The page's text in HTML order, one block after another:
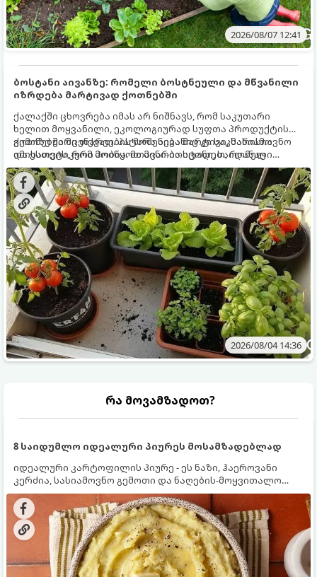
2026/08/07 12:41
ბოსტანი აივანზე: რომელი ბოსტნეული და მწვანილი
იზრდება მარტივად ქოთნებში
ქალაქში ცხოვრება იმას არ ნიშნავს, რომ საკუთარი
ხელით მოყვანილი, ეკოლოგიურად სუფთა პროდუქტის
გემოზე უარი თქვათ. პატარა აივანიც კი საკმარისია
იმისათვის, რომ მოიწყოთ მინი-ბოსტანი, საიდანაც
ყოველდღიურად ახალ, არომატულ მწვანილსა და
ბოსტნეულს მოკრეფთ.
ქოთნებში მცენარეების მოშენება მარტივი, სასიამოვნო
და ესთეტიკური ჰობია. მთავარია იცოდეთ, რომელი
კულტურები ეგუებიან ქოთნის პირობებს ყველაზე კარგად
და როგორ მოუაროთ მათ სწორად.
2026/08/04 14:36
რა მოვამზადოთ?
8 საიდუმლო იდეალური პიურეს მოსამზადებლად
იდეალური კარტოფილის პიურე - ეს ნაზი, ჰაეროვანი
კერძია, სასიამოვნო გემოთი და ნაღების-მოყვითალო
ფერით. მისი მომზადება ძალიან მარტივია, მაგრამ
არსებობს რამდენიმე საიდუმლო, რომლებიც უნდა
იცოდეთ, რომ პიურე იდეალურად გემრიელი გამოვიდეს.